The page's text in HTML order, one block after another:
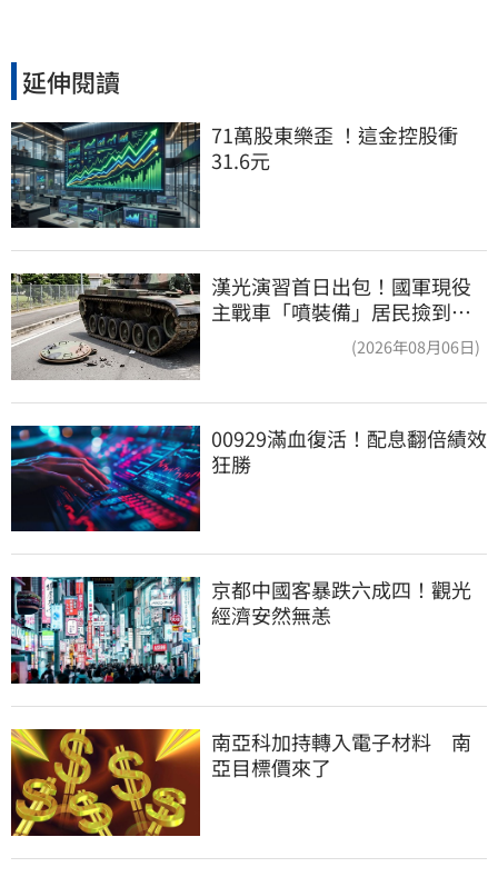
延伸閱讀
71萬股東樂歪 ！這金控股衝
31.6元
漢光演習首日出包！國軍現役
主戰車「噴裝備」居民撿到零
(2026年08月06日)
00929滿血復活！配息翻倍績效
狂勝
京都中國客暴跌六成四！觀光
經濟安然無恙
南亞科加持轉入電子材料　南
亞目標價來了